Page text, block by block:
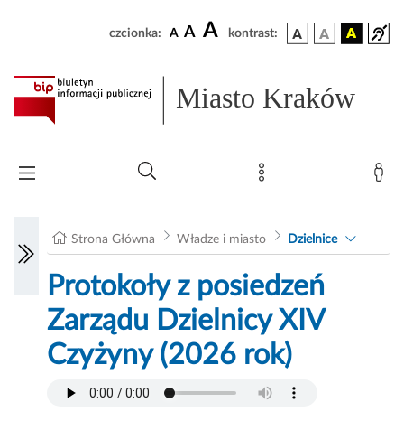
czcionka: A A A kontrast:
Miasto Kraków
Strona Główna Władze i miasto Dzielnice
Protokoły z posiedzeń
Zarządu Dzielnicy XIV
Czyżyny (2026 rok)